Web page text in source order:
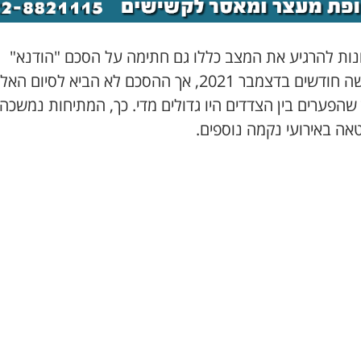
להרגיע את המצב כללו גם חתימה על הסכם "הודנא"
לשלושה חודשים בדצמבר 2021, אך ההסכם לא הביא
בין הצדדים היו גדולים מדי. כך, המתיחות נמשכה
באירועי נקמה נוספים.